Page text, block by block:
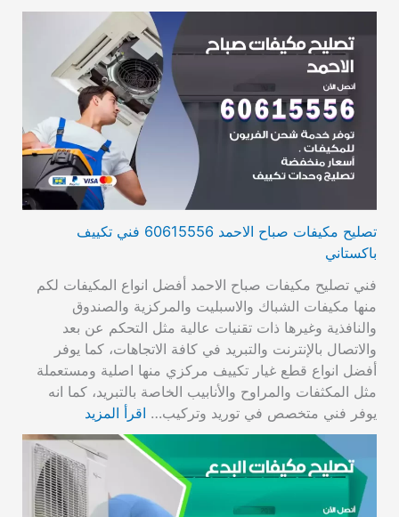
تصليح مكيفات صباح الاحمد 60615556 فني تكييف
باكستاني
فني تصليح مكيفات صباح الاحمد أفضل انواع المكيفات لكم
منها مكيفات الشباك والاسبليت والمركزية والصندوق
والنافذية وغيرها ذات تقنيات عالية مثل التحكم عن بعد
والاتصال بالإنترنت والتبريد في كافة الاتجاهات، كما يوفر
أفضل انواع قطع غيار تكييف مركزي منها اصلية ومستعملة
مثل المكثفات والمراوح والأنابيب الخاصة بالتبريد، كما انه
يوفر فني متخصص في توريد وتركيب… اقرأ المزيد